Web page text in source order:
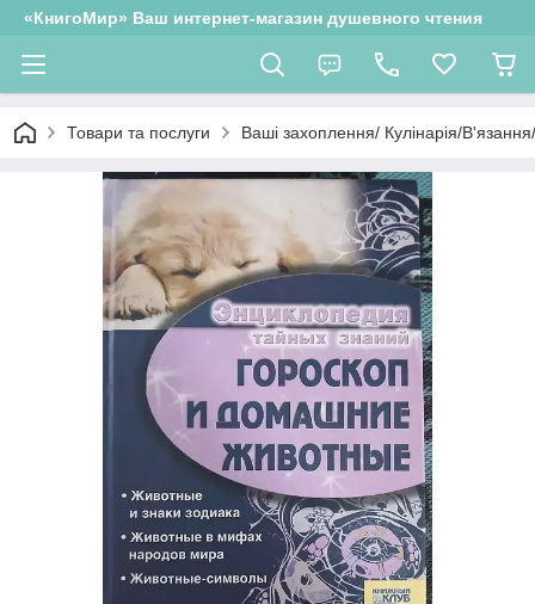
«КнигоМир» Ваш интернет-магазин душевного чтения
Товари та послуги Ваші захоплення/ Кулінарія/